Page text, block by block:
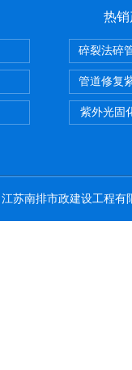
热销
碎裂法碎
管道修复
紫外光固
苏南排市政建设工程